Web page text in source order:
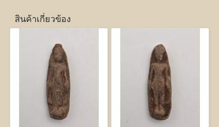
สินค้าเกี่ยวข้อง